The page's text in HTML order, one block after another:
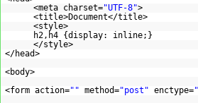
<meta charset="UTF-8">
<title>Document</title>
<style>
h2,h4 {display: inline;}
</style>
</head>
<body>
<form action="" method="post" enctype=